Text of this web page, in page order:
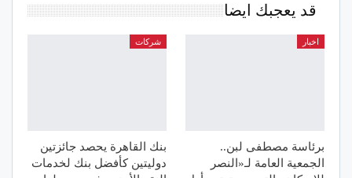
قد يعجبك ايضا
اخبار
برئاسة مصطفى لبن..
الجمعية العامة لـ«النصر
شركات
بنك القاهرة يحصد جائزتين
دوليتين كأفضل بنك لخدمات